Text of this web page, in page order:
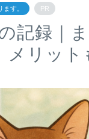
す。 PR
記録｜
リット